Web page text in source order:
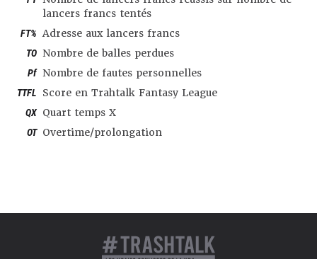
lancers francs tentés
FT% Adresse aux lancers francs
TO Nombre de balles perdues
Pf Nombre de fautes personnelles
TTFL Score en Trahtalk Fantasy League
QX Quart temps X
OT Overtime/prolongation